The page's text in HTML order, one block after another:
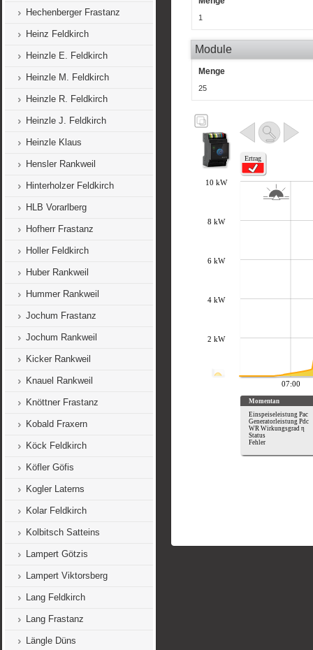
Hechenberger Frastanz
Heinz Feldkirch
Heinzle E. Feldkirch
Heinzle M. Feldkirch
Heinzle R. Feldkirch
Heinzle J. Feldkirch
Heinzle Klaus
Hensler Rankweil
Hinterholzer Feldkirch
HLB Vorarlberg
Hofherr Frastanz
Holler Feldkirch
Huber Rankweil
Hummer Rankweil
Jochum Frastanz
Jochum Rankweil
Kicker Rankweil
Knauel Rankweil
Knöttner Frastanz
Kobald Fraxern
Köck Feldkirch
Köfler Göfis
Kogler Laterns
Kolar Feldkirch
Kolbitsch Satteins
Lampert Götzis
Lampert Viktorsberg
Lang Feldkirch
Lang Frastanz
Längle Düns
1
Module
Menge
25